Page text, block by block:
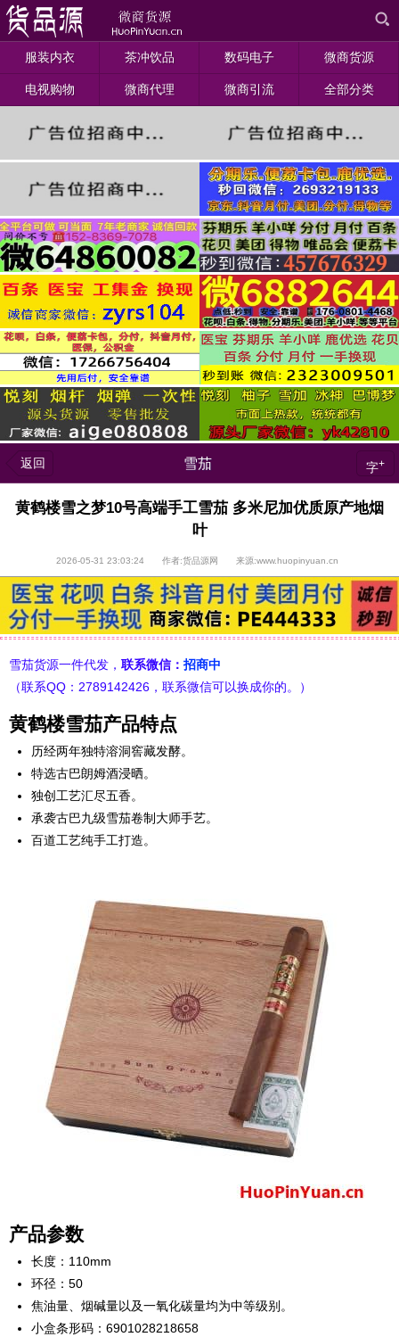
服装内衣 茶冲饮品 数码电子 微商货源
电视购物 微商代理 微商引流 全部分类
返回 雪茄 字+
黄鹤楼雪之梦10号高端手工雪茄 多米尼加优质原产地烟
叶
2026-05-31 23:03:24 作者:货品源网 来源:www.huopinyuan.cn
雪茄货源一件代发， 联系微信： 招商中
（联系QQ：2789142426，联系微信可以换成你的。）
黄鹤楼雪茄产品特点
历经两年独特溶洞窖藏发酵。
特选古巴朗姆酒浸晒。
独创工艺汇尽五香。
承袭古巴九级雪茄卷制大师手艺。
百道工艺纯手工打造。
产品参数
长度：110mm
环径：50
焦油量、烟碱量以及一氧化碳量均为中等级别。
小盒条形码：6901028218658